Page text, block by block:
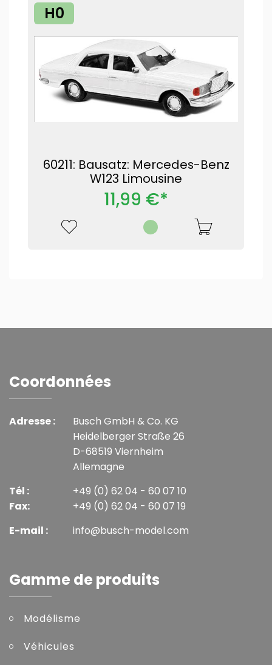
H0
60211: Bausatz: Mercedes-Benz
W123 Limousine
11,99 €*
Coordonnées
Adresse :
Busch GmbH & Co. KG
Heidelberger Straße 26
D-68519 Viernheim
Allemagne
Tél :
Fax:
+49 (0) 62 04 - 60 07 10
+49 (0) 62 04 - 60 07 19
E-mail :
info@busch-model.com
Gamme de produits
Modélisme
Véhicules